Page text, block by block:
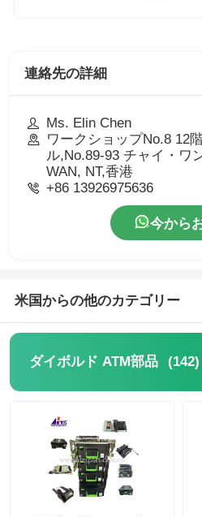
連絡先の詳細
Ms. Elin Chen
ワークショップNo.8 12
ル,No.89-93 チャイ・ワ
WAN, NT,香港
+86 13926975636
今から
米国からの他のカテゴリー
ダイボルド ATM部品 (142)